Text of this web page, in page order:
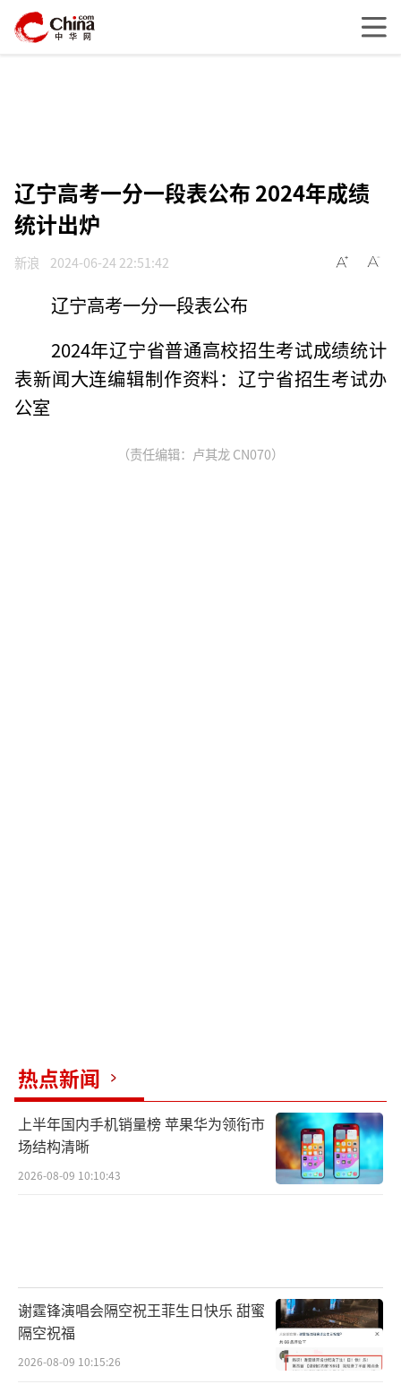
辽宁高考一分一段表公布 2024年成绩
统计出炉
新浪 2024-06-24 22:51:42
辽宁高考一分一段表公布
2024年辽宁省普通高校招生考试成绩统计
表新闻大连编辑制作资料：辽宁省招生考试办
公室
（责任编辑：卢其龙 CN070）
热点新闻
上半年国内手机销量榜 苹果华为领衔市
场结构清晰
2026-08-09 10:10:43
谢霆锋演唱会隔空祝王菲生日快乐 甜蜜
隔空祝福
2026-08-09 10:15:26